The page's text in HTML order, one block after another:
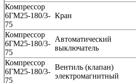
Компрессор
6ГМ25-180/3-
75
Кран
Компрессор
6ГМ25-180/3-
75
Автоматический
выключатель
Компрессор
6ГМ25-180/3-
75
Вентиль (клапан)
электромагнитный